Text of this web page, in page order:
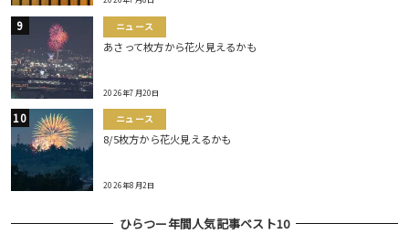
ニュース
あさって枚方から花火見えるかも
2026年7月20日
ニュース
8/5枚方から花火見えるかも
2026年8月2日
ひらつー年間人気記事ベスト10